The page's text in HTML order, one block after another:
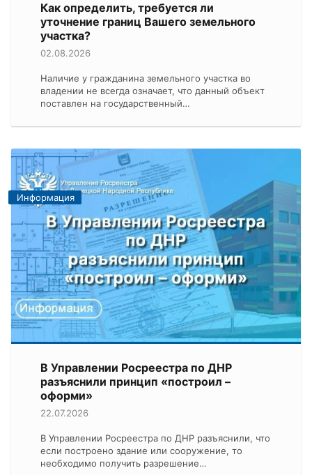
Как определить, требуется ли
уточнение границ Вашего земельного
участка?
02.08.2026
Наличие у гражданина земельного участка во
владении не всегда означает, что данный объект
поставлен на государственный…
Информация
В Управлении Росреестра по ДНР
разъяснили принцип «построил –
оформи»
22.07.2026
В Управлении Росреестра по ДНР разъяснили, что
если построено здание или сооружение, то
необходимо получить разрешение…